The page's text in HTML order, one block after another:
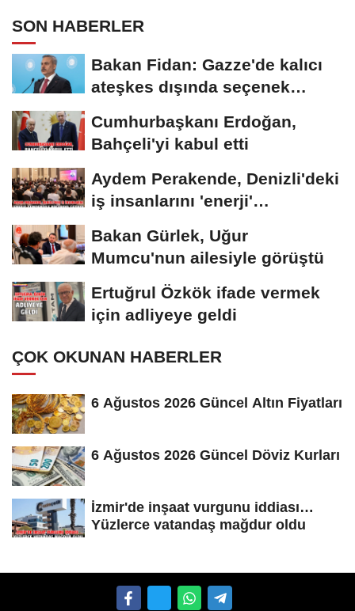
SON HABERLER
Bakan Fidan: Gazze'de kalıcı
ateşkes dışında seçenek
Cumhurbaşkanı Erdoğan,
Bahçeli'yi kabul etti
Aydem Perakende, Denizli'deki
iş insanlarını 'enerji'
Bakan Gürlek, Uğur
Mumcu'nun ailesiyle görüştü
Ertuğrul Özkök ifade vermek
için adliyeye geldi
ÇOK OKUNAN HABERLER
6 Ağustos 2026 Güncel Altın Fiyatları
6 Ağustos 2026 Güncel Döviz Kurları
İzmir'de inşaat vurgunu iddiası…
Yüzlerce vatandaş mağdur oldu